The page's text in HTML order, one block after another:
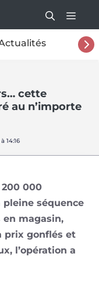
cette
au n’importe
14:16
000
séquence
en magasin,
prix gonflés et
l’opération a